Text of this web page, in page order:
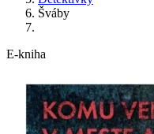
Šváby
E-kniha